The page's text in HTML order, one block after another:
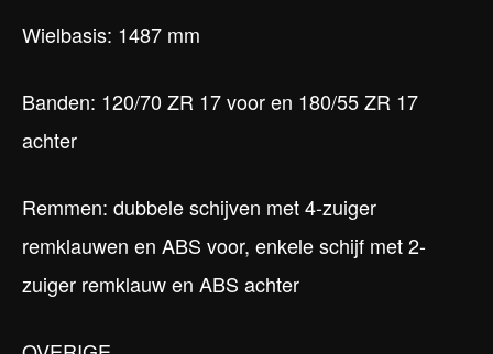
Wielbasis: 1487 mm
Banden: 120/70 ZR 17 voor en 180/55 ZR 17
achter
Remmen: dubbele schijven met 4-zuiger
remklauwen en ABS voor, enkele schijf met 2-
zuiger remklauw en ABS achter